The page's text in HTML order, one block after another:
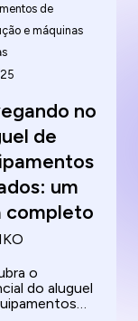
de
e máquinas
no
de
um
completo
o
do aluguel